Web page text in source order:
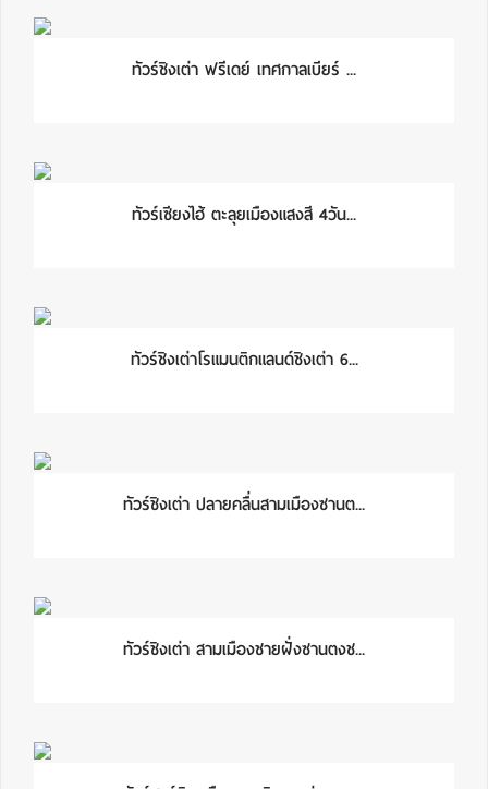
ทัวร์ชิงเต่า ฟรีเดย์ เทศกาลเบียร์ ...
ทัวร์เซียงไฮ้ ตะลุยเมืองแสงสี 4วัน...
ทัวร์ชิงเต่าโรแมนติกแลนด์ชิงเต่า 6...
ทัวร์ชิงเต่า ปลายคลื่นสามเมืองซานต...
ทัวร์ชิงเต่า สามเมืองชายฝั่งซานตงช...